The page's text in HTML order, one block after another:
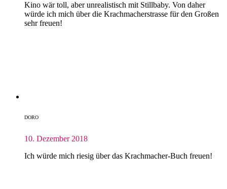
Kino wär toll, aber unrealistisch mit Stillbaby. Von daher
würde ich mich über die Krachmacherstrasse für den Großen
sehr freuen!
DORO
10. Dezember 2018
Ich würde mich riesig über das Krachmacher-Buch freuen!